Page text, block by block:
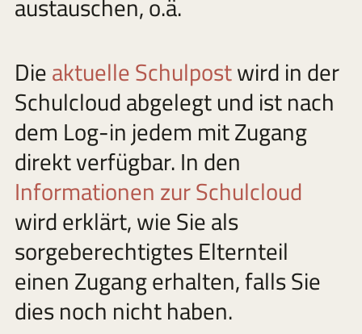
Dieaktuelle Schulpostwird in der
Schulcloud abgelegt und ist nach
dem Log-in jedem mit Zugang
direkt verfügbar. In den
Informationen zur Schulcloud
wird erklärt, wie Sie als
sorgeberechtigtes Elternteil
einen Zugang erhalten, falls Sie
dies noch nicht haben.